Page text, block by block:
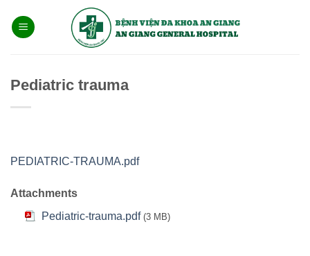
qua
Pediatric trauma
PEDIATRIC-TRAUMA.pdf
Attachments
Pediatric-trauma.pdf (3 MB)